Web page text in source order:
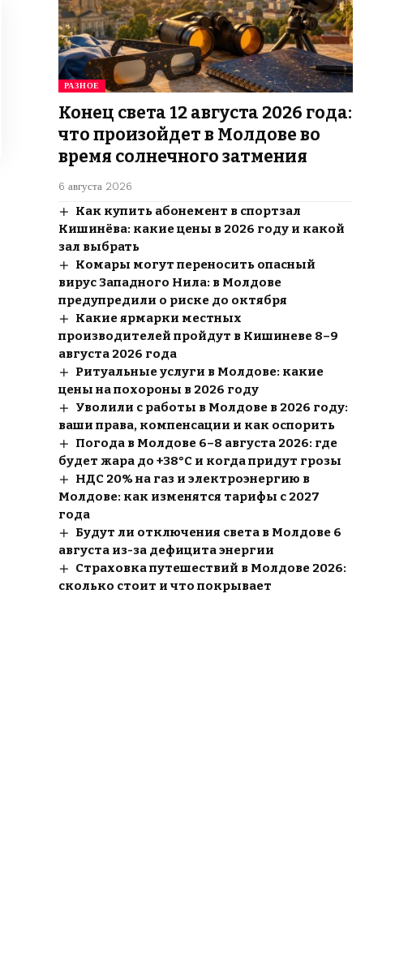
РАЗНОЕ
Конец света 12 августа 2026 года:
что произойдет в Молдове во
время солнечного затмения
6 августа 2026
Как купить абонемент в спортзал
Кишинёва: какие цены в 2026 году и какой
зал выбрать
Комары могут переносить опасный
вирус Западного Нила: в Молдове
предупредили о риске до октября
Какие ярмарки местных
производителей пройдут в Кишиневе 8–9
августа 2026 года
Ритуальные услуги в Молдове: какие
цены на похороны в 2026 году
Уволили с работы в Молдове в 2026 году:
ваши права, компенсации и как оспорить
Погода в Молдове 6–8 августа 2026: где
будет жара до +38°C и когда придут грозы
НДС 20% на газ и электроэнергию в
Молдове: как изменятся тарифы с 2027
года
Будут ли отключения света в Молдове 6
августа из-за дефицита энергии
Страховка путешествий в Молдове 2026:
сколько стоит и что покрывает